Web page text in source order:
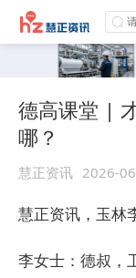
德高课堂 |
哪？
慧正资讯 2026-
慧正资讯，玉林
李女士：德叔，